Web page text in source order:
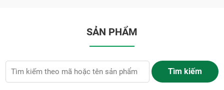
SẢN PHẨM
Tìm kiếm